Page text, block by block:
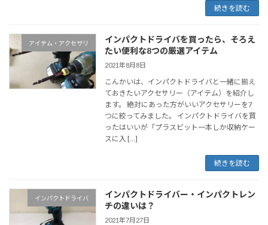
続きを読む
アイテム・アクセサリ
インパクトドライバを買ったら、そろえ
たい便利な8つの厳選アイテム
2021年8月8日
こんかいは、インパクトドライバと一緒に揃え
ておきたいアクセサリー（アイテム）を紹介し
ます。 絶対にあった方がいいアクセサリーを7
つに絞ってみました。 インパクトドライバを買
ったはいいが「プラスビット一本しか収納ケー
スに入 […]
続きを読む
インパクトドライバ
インパクトドライバー・インパクトレン
チの違いは？
2021年7月27日